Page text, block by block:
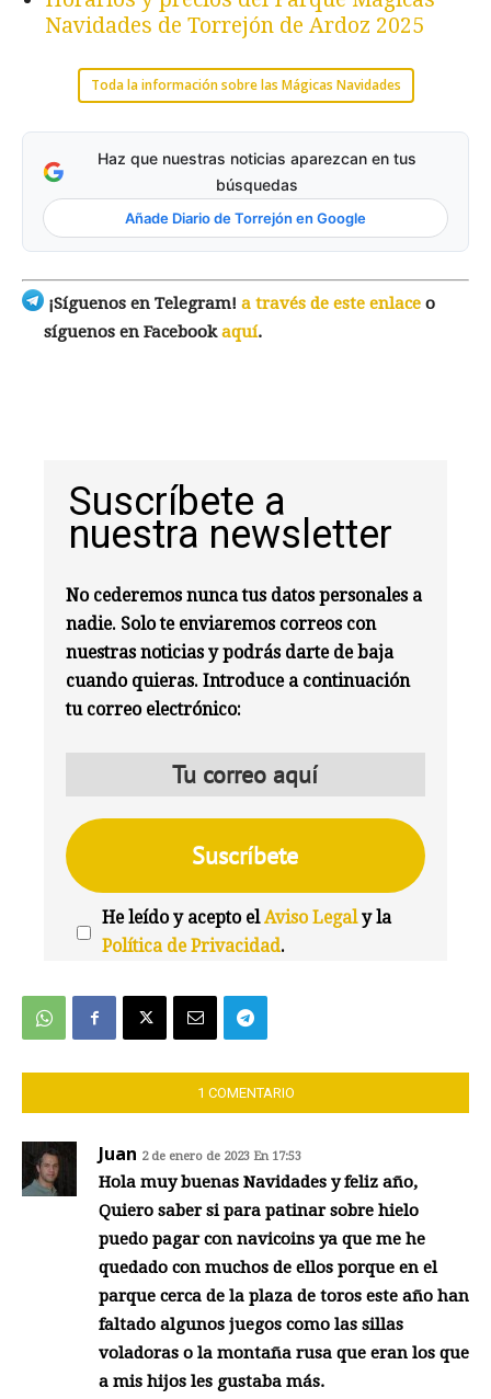
Navidades de Torrejón de Ardoz 2025
Toda la información sobre las Mágicas Navidades
Haz que nuestras noticias aparezcan en tus
búsquedas
Añade Diario de Torrejón en Google
¡Síguenos en Telegram! a través de este enlace o
síguenos en Facebookaquí.
Suscríbete a
nuestra newsletter
No cederemos nunca tus datos personales a
nadie. Solo te enviaremos correos con
nuestras noticias y podrás darte de baja
cuando quieras. Introduce a continuación
tu correo electrónico:
He leído y acepto elAviso Legaly la
Política de Privacidad.
1 COMENTARIO
Juan 2 de enero de 2023 En 17:53
Hola muy buenas Navidades y feliz año,
Quiero saber si para patinar sobre hielo
puedo pagar con navicoins ya que me he
quedado con muchos de ellos porque en el
parque cerca de la plaza de toros este año han
faltado algunos juegos como las sillas
voladoras o la montaña rusa que eran los que
a mis hijos les gustaba más.